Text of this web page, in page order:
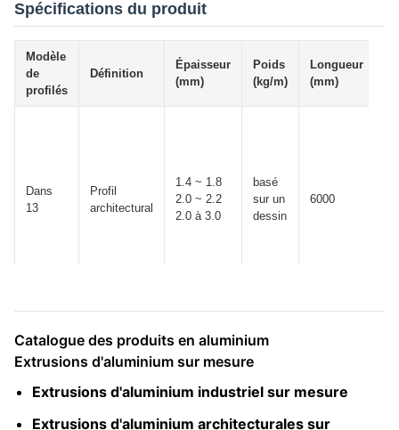
Spécifications du produit
Modèle
de
profilés
Définition
Épaisseur
(mm)
Poids
(kg/m)
Longueur
(mm)
Dans
13
Profil
architectural
1.4 ~ 1.8
2.0 ~ 2.2
2.0 à 3.0
basé
sur un
dessin
6000
Catalogue des produits en aluminium
Extrusions d'aluminium sur mesure
Extrusions d'aluminium industriel sur mesure
Extrusions d'aluminium architecturales sur